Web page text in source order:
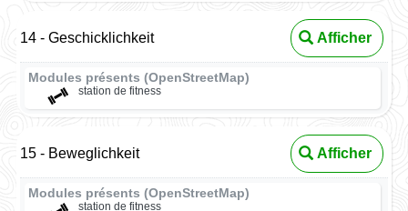
14 - Geschicklichkeit Afficher
Modules présents (OpenStreetMap)
station de fitness
15 - Beweglichkeit Afficher
Modules présents (OpenStreetMap)
station de fitness